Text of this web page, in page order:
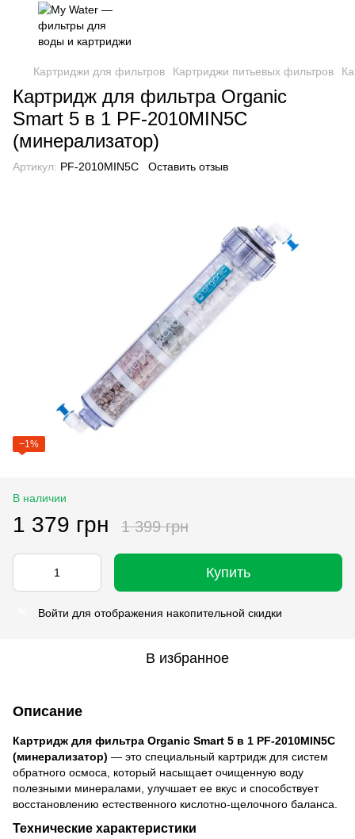
Картриджи для фильтров Картриджи питьевых фильтров
Картридж для фильтра Organic
Smart 5 в 1 PF-2010MIN5C
(минерализатор)
Артикул: PF-2010MIN5C Оставить отзыв
−1%
В наличии
1 379 грн 1 399 грн
Купить
Войти для отображения накопительной скидки
В избранное
Описание
Картридж для фильтра Organic Smart 5 в 1 PF-2010MIN5C
(минерализатор) — это специальный картридж для систем
обратного осмоса, который насыщает очищенную воду
полезными минералами, улучшает ее вкус и способствует
восстановлению естественного кислотно-щелочного баланса.
Технические характеристики